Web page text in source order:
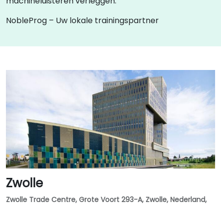
NobleProg – Uw lokale trainingspartner
Zwolle
Zwolle Trade Centre, Grote Voort 293-A, Zwolle, Nederland,